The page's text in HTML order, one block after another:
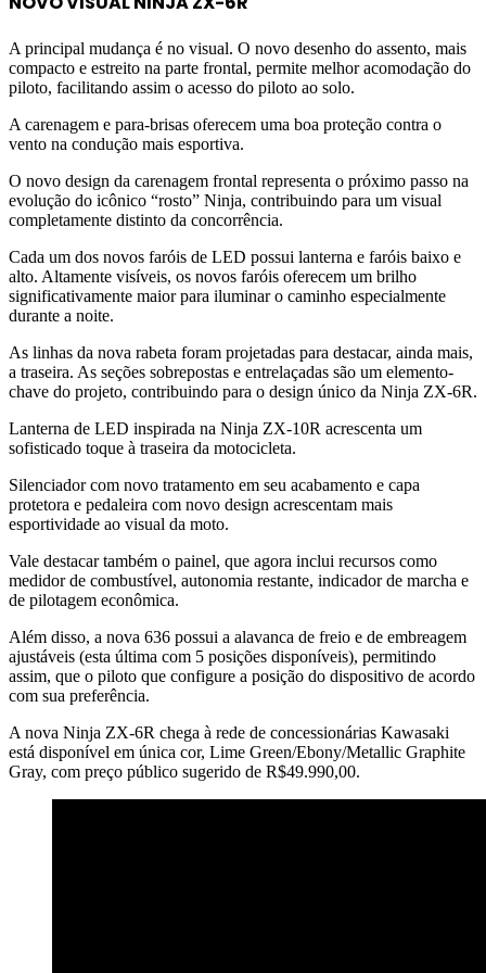
A principal mudança é no visual. O novo desenho do assento, mais
compacto e estreito na parte frontal, permite melhor acomodação do
piloto, facilitando assim o acesso do piloto ao solo.
A carenagem e para-brisas oferecem uma boa proteção contra o
vento na condução mais esportiva.
O novo design da carenagem frontal representa o próximo passo na
evolução do icônico “rosto” Ninja, contribuindo para um visual
completamente distinto da concorrência.
Cada um dos novos faróis de LED possui lanterna e faróis baixo e
alto. Altamente visíveis, os novos faróis oferecem um brilho
significativamente maior para iluminar o caminho especialmente
durante a noite.
As linhas da nova rabeta foram projetadas para destacar, ainda mais,
a traseira. As seções sobrepostas e entrelaçadas são um elemento-
chave do projeto, contribuindo para o design único da Ninja ZX-6R.
Lanterna de LED inspirada na Ninja ZX-10R acrescenta um
sofisticado toque à traseira da motocicleta.
Silenciador com novo tratamento em seu acabamento e capa
protetora e pedaleira com novo design acrescentam mais
esportividade ao visual da moto.
Vale destacar também o painel, que agora inclui recursos como
medidor de combustível, autonomia restante, indicador de marcha e
de pilotagem econômica.
Além disso, a nova 636 possui a alavanca de freio e de embreagem
ajustáveis (esta última com 5 posições disponíveis), permitindo
assim, que o piloto que configure a posição do dispositivo de acordo
com sua preferência.
A nova Ninja ZX-6R chega à rede de concessionárias Kawasaki
está disponível em única cor, Lime Green/Ebony/Metallic Graphite
Gray, com preço público sugerido de R$49.990,00.